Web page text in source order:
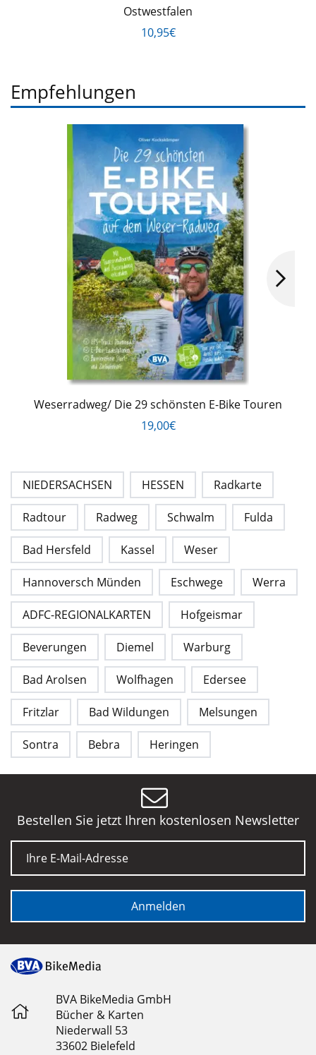
Ostwestfalen
10,95€
Empfehlungen
Weserradweg/ Die 29 schönsten E-Bike Touren
19,00€
NIEDERSACHSEN HESSEN Radkarte
Radtour Radweg Schwalm Fulda
Bad Hersfeld Kassel Weser
Hannoversch Münden Eschwege Werra
ADFC-REGIONALKARTEN Hofgeismar
Beverungen Diemel Warburg
Bad Arolsen Wolfhagen Edersee
Fritzlar Bad Wildungen Melsungen
Sontra Bebra Heringen
Bestellen Sie jetzt Ihren kostenlosen Newsletter
E-Mail
Anmelden
BVA BikeMedia GmbH
Bücher & Karten
Niederwall 53
33602 Bielefeld